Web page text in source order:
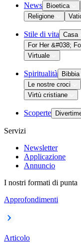
News Bioetica
Religione
Stile di vita Casa
For Her &#038;
Virtuale
Spiritualità
Le nostre croci
Virtù cristiane
Scoperte
Servizi
Newsletter
Applicazione
Annuncio
I nostri formati di punta
Approfondimenti
Articolo